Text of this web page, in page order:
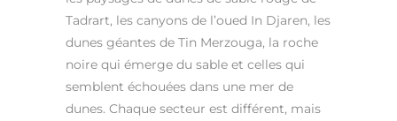
Tadrart, les canyons de l’oued In Djaren, les
dunes géantes de Tin Merzouga, la roche
noire qui émerge du sable et celles qui
semblent échouées dans une mer de
dunes. Chaque secteur est différent, mais